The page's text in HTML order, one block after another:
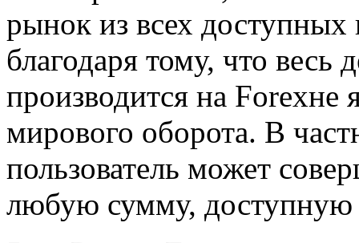
рынок из всех доступных
благодаря тому, что
производится на Forexне
мирового оборота. В
пользователь может
любую сумму, доступную